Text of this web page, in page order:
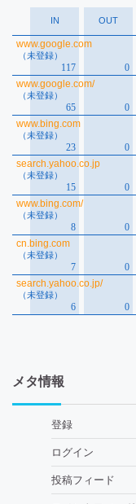
メタ情報
登録
ログイン
投稿フィード